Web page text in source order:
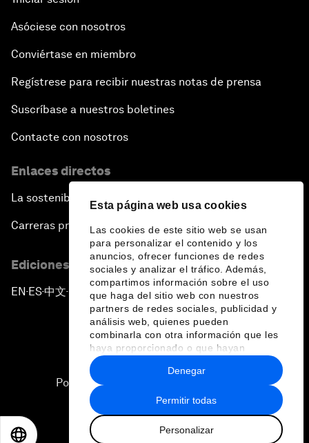
Esta página web usa cookies
Las cookies de este sitio web se usan
para personalizar el contenido y los
anuncios, ofrecer funciones de redes
sociales y analizar el tráfico. Además,
compartimos información sobre el uso
que haga del sitio web con nuestros
partners de redes sociales, publicidad y
análisis web, quienes pueden
combinarla con otra información que les
haya proporcionado o que hayan
recopilado a partir del uso que haya
hecho de sus servicios.
Permitir todas
Personalizar
Denegar
Asóciese con nosotros
Conviértase en miembro
Regístrese para recibir nuestras notas de prensa
Suscríbase a nuestros boletines
Contacte con nosotros
Enlaces directos
La sostenibilidad en el Foro
Carreras profesionales
Ediciones en otros idiomas
EN ▪ES▪中文▪ 日本語
Política de privacidad y normas de uso
Sitemap
2026 Foro Económico Mundial